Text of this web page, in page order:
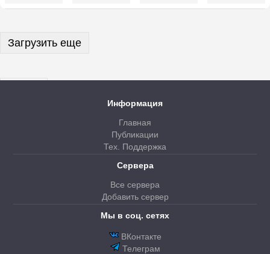
Загрузить еще
Информация
Главная
Публикации
Тех. Поддержка
Сервера
Все сервера
Добавить сервер
Мы в соц. сетях
ВКонтакте
Телеграм